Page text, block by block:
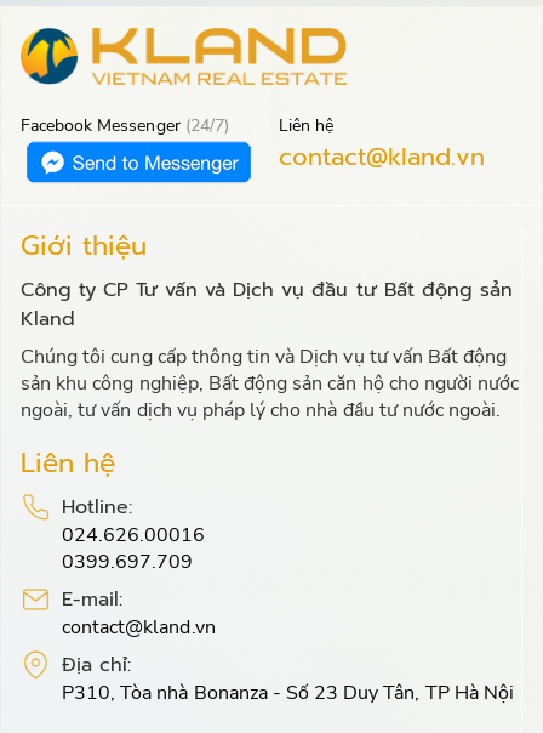
Facebook Messenger (24/7) Liên hệ
contact@kland.vn
Giới thiệu
Công ty CP Tư vấn và Dịch vụ đầu tư Bất động sản
Kland
Chúng tôi cung cấp thông tin và Dịch vụ tư vấn Bất động
sản khu công nghiệp, Bất động sản căn hộ cho người nước
ngoài, tư vấn dịch vụ pháp lý cho nhà đầu tư nước ngoài.
Liên hệ
Hotline:
024.626.00016
0399.697.709
E-mail:
contact@kland.vn
Địa chỉ:
P310, Tòa nhà Bonanza - Số 23 Duy Tân, TP Hà Nội